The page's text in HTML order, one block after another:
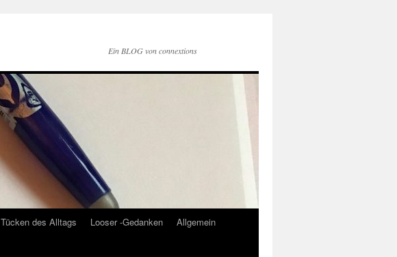
Ein BLOG von connextions
Tücken des Alltags Looser -Gedanken
Allgemein